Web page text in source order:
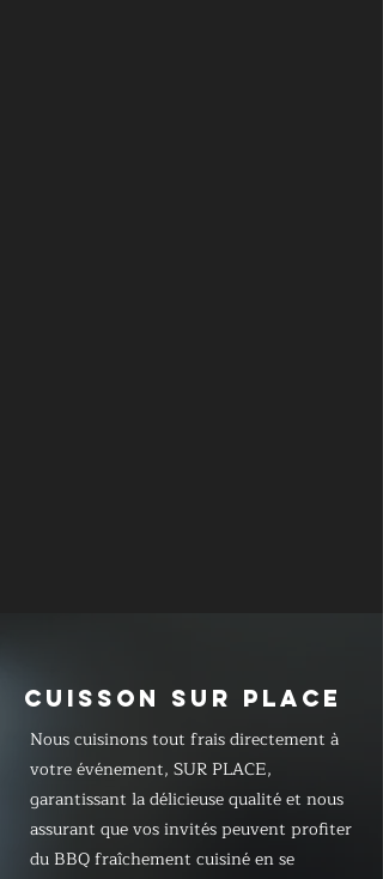
CUISSON SUR PLACE
Nous cuisinons tout frais directement à
votre événement, SUR PLACE,
garantissant la délicieuse qualité et nous
assurant que vos invités peuvent profiter
du BBQ fraîchement cuisiné en se